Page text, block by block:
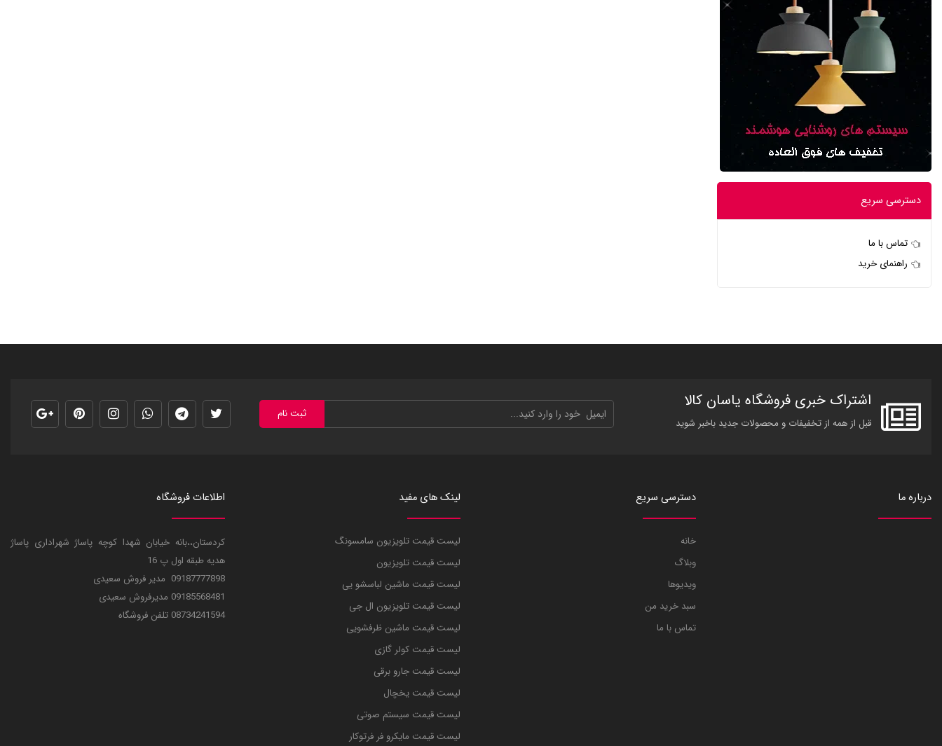
دسترسی سریع
تماس با ما
راهنمای خرید
اشتراک خبری فروشگاه یاسان کالا
قبل از همه از تخفیفات و محصولات جدید باخبر شوید
ثبت نام
درباره ما اطلاعات فروشگاه
کردستان،،بانه خیابان شهدا کوچه پاساژ شهراداری پاساژ
هدیه طبقه اول پ 16
09187777898 مدیر فروش سعیدی
09185568481 مدیرفروش سعیدی
08734241594 تلفن فروشگاه
دسترسی سریع
خانه
وبلاگ
ویدیوها
سبد خرید من
تماس با ما
لینک های مفید
لیست قیمت تلویزیون سامسونگ
لیست قیمت تلویزیون
لیست قیمت ماشین لباسشو یی
لیست قیمت تلویزیون ال جی
لیست قیمت ماشین ظرفشویی
لیست قیمت کولر گازی
لیست قیمت جارو برقی
لیست قیمت یخچال
لیست قیمت سیستم صوتی
لیست قیمت مایکرو فر فرتوکار